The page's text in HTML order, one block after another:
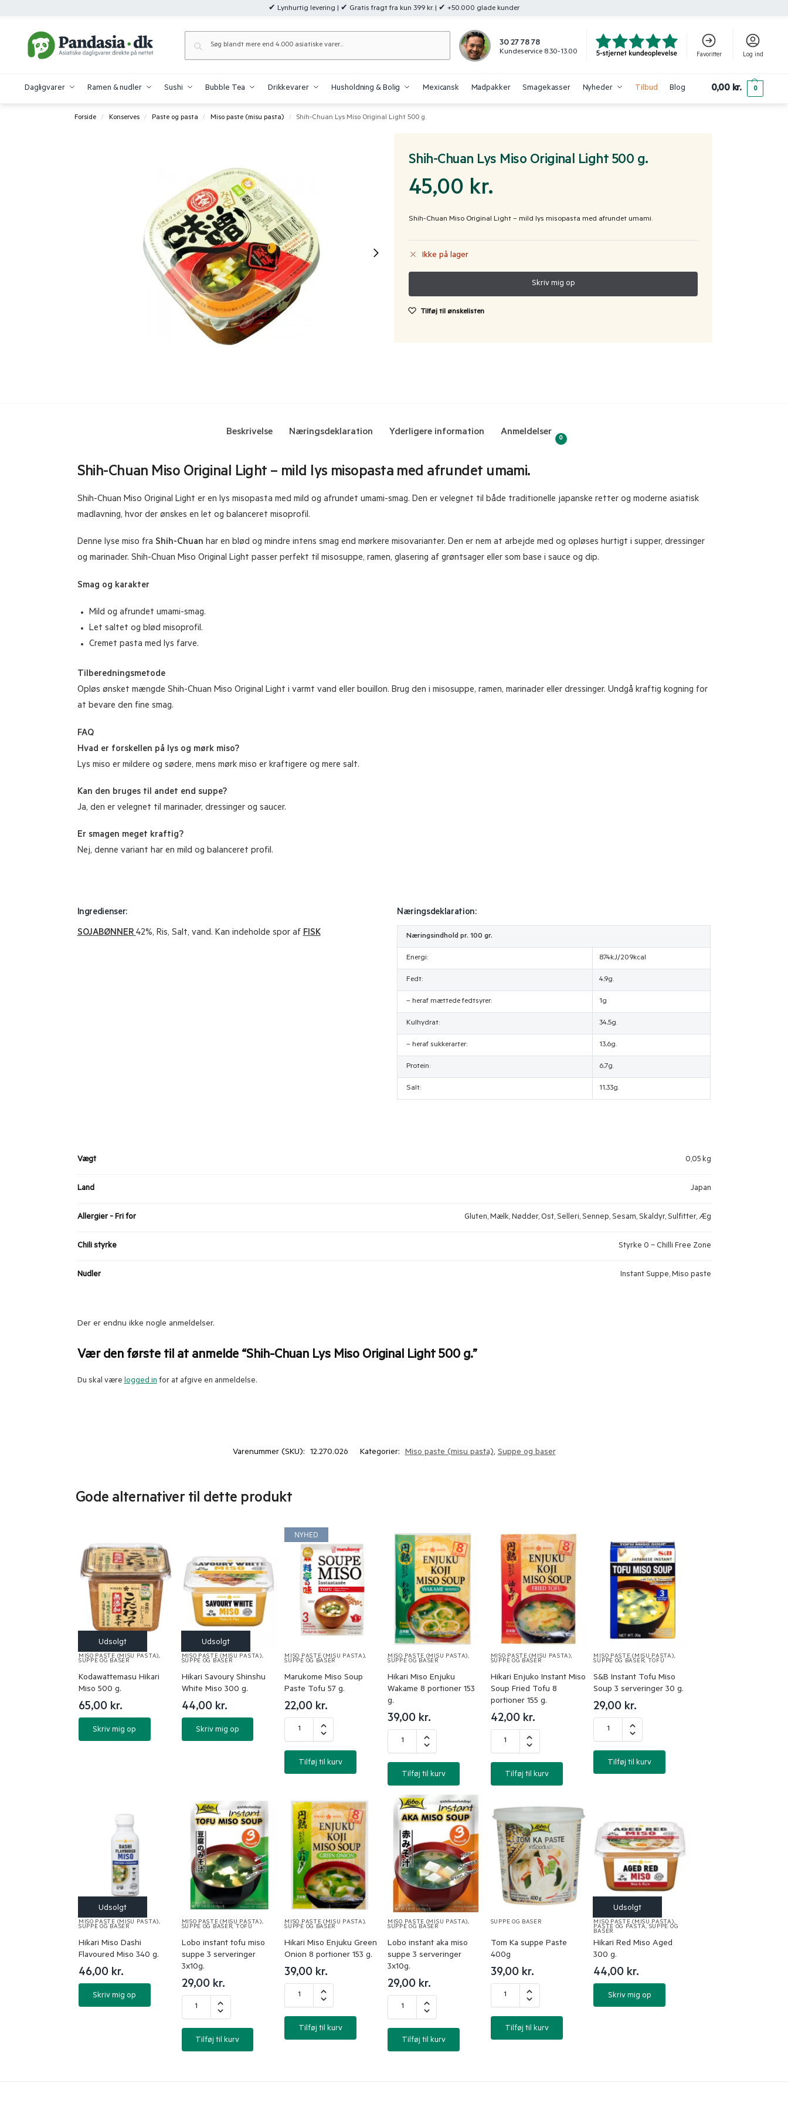
✔ Lynhurtig levering | ✔ Gratis fragt fra kun 399 kr. | ✔ +50.000 glade kunder
30 27 78 78
Kundeservice 8.30-13.00 Favoritter Log ind
Dagligvarer Ramen & nudler Sushi Bubble Tea Drikkevarer Husholdning & Bolig Mexicansk Madpakker Smagekasser Nyheder Tilbud Blog 0,00 kr. 0
Forside / Konserves / Paste og pasta / Miso paste (misu pasta) / Shih-Chuan Lys Miso Original Light 500 g.
Shih-Chuan Lys Miso Original Light 500 g.
45,00 kr.
Shih-Chuan Miso Original Light – mild lys misopasta med afrundet umami.
Ikke på lager
Tilføj til ønskelisten
Beskrivelse Næringsdeklaration Yderligere information Anmeldelser
0
Shih-Chuan Miso Original Light – mild lys misopasta med afrundet umami.
Shih-Chuan Miso Original Light er en lys misopasta med mild og afrundet umami-smag. Den er velegnet til både traditionelle japanske retter og moderne asiatisk
madlavning, hvor der ønskes en let og balanceret misoprofil.
Denne lyse miso fra Shih-Chuan har en blød og mindre intens smag end mørkere misovarianter. Den er nem at arbejde med og opløses hurtigt i supper, dressinger
og marinader. Shih-Chuan Miso Original Light passer perfekt til misosuppe, ramen, glasering af grøntsager eller som base i sauce og dip.
Smag og karakter
Mild og afrundet umami-smag.
Let saltet og blød misoprofil.
Cremet pasta med lys farve.
Tilberedningsmetode
Opløs ønsket mængde Shih-Chuan Miso Original Light i varmt vand eller bouillon. Brug den i misosuppe, ramen, marinader eller dressinger. Undgå kraftig kogning for
at bevare den fine smag.
FAQ
Hvad er forskellen på lys og mørk miso?
Lys miso er mildere og sødere, mens mørk miso er kraftigere og mere salt.
Kan den bruges til andet end suppe?
Ja, den er velegnet til marinader, dressinger og saucer.
Er smagen meget kraftig?
Nej, denne variant har en mild og balanceret profil.
Ingredienser:
SOJABØNNER 42%, Ris, Salt, vand. Kan indeholde spor afFISK
Næringsdeklaration:
Næringsindhold pr. 100 gr.
Energi: 874kJ/209kcal
Fedt: 4,9g.
– heraf mættede fedtsyrer: 1g
Kulhydrat: 34,5g.
– heraf sukkerarter: 13,6g.
Protein: 6,7g.
Salt: 11,33g.
Vægt 0,05 kg
Land Japan
Allergier - Fri for Gluten, Mælk, Nødder, Ost, Selleri, Sennep, Sesam, Skaldyr, Sulfitter, Æg
Chili styrke Styrke 0 – Chilli Free Zone
Nudler Instant Suppe, Miso paste
Der er endnu ikke nogle anmeldelser.
Vær den første til at anmelde “Shih-Chuan Lys Miso Original Light 500 g.”
Du skal værelogged infor at afgive en anmeldelse.
Varenummer (SKU): 12.270.026 Kategorier: Miso paste (misu pasta),Suppe og baser
Gode alternativer til dette produkt
MISO PASTE (MISU PASTA),
SUPPE OG BASER
Kodawattemasu Hikari
Miso 500 g.
65,00 kr.
Skriv mig op
MISO PASTE (MISU PASTA),
SUPPE OG BASER
Hikari Savoury Shinshu
White Miso 300 g.
44,00 kr.
Skriv mig op
NYHED
MISO PASTE (MISU PASTA),
SUPPE OG BASER
Marukome Miso Soup
Paste Tofu 57 g.
22,00 kr.
Tilføj til kurv
MISO PASTE (MISU PASTA),
SUPPE OG BASER
Hikari Miso Enjuku
Wakame 8 portioner 153
g.
39,00 kr.
Tilføj til kurv
MISO PASTE (MISU PASTA),
SUPPE OG BASER
Hikari Enjuko Instant Miso
Soup Fried Tofu 8
portioner 155 g.
42,00 kr.
Tilføj til kurv
MISO PASTE (MISU PASTA),
SUPPE OG BASER, TOFU
S&B Instant Tofu Miso
Soup 3 serveringer 30 g.
29,00 kr.
Tilføj til kurv
MISO PASTE (MISU PASTA),
SUPPE OG BASER
Hikari Miso Dashi
Flavoured Miso 340 g.
46,00 kr.
Skriv mig op
MISO PASTE (MISU PASTA),
SUPPE OG BASER, TOFU
Lobo instant tofu miso
suppe 3 serveringer
3x10g.
29,00 kr.
Tilføj til kurv
MISO PASTE (MISU PASTA),
SUPPE OG BASER
Hikari Miso Enjuku Green
Onion 8 portioner 153 g.
39,00 kr.
Tilføj til kurv
MISO PASTE (MISU PASTA),
SUPPE OG BASER
Lobo instant aka miso
suppe 3 serveringer
3x10g.
29,00 kr.
Tilføj til kurv
SUPPE OG BASER
Tom Ka suppe Paste
400g
39,00 kr.
Tilføj til kurv
MISO PASTE (MISU PASTA),
PASTE OG PASTA, SUPPE OG
BASER
Hikari Red Miso Aged
300 g.
44,00 kr.
Skriv mig op